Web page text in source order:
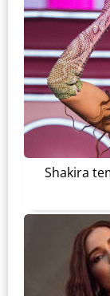
Shakira